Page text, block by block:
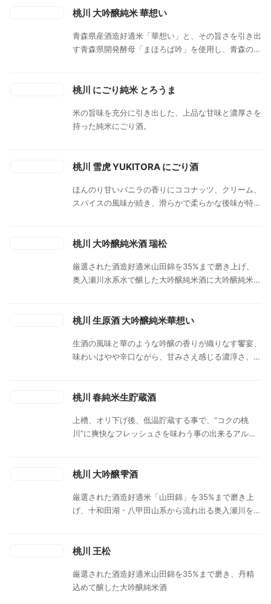
桃川 大吟醸純米 華想い
青森県産酒造好適米「華想い」と、その旨さを引き出
す青森県開発酵母「まほろば吟」を使用し、青森の厳
含むと、米の旨みが十分に引き出されたふくらみのあ
桃川 にごり純米 とろうま
米の旨味を充分に引き出した、上品な甘味と濃厚さを
持った純米にごり酒。
桃川 雪虎 YUKITORA にごり酒
ほんのり甘いバニラの香りにココナッツ、クリーム、
スパイスの風味が続き、滑らかで柔らかな後味が特徴
桃川 大吟醸純米酒 瑞松
厳選された酒造好適米山田錦を35%まで磨き上げ、
奥入瀬川水系水で醸した大吟醸純米酒に大吟醸純米古
桃川 生原酒 大吟醸純米華想い
生酒の風味と華のような吟醸の香りが織りなす饗宴、
味わいはやや辛口ながら、甘みさえ感じる濃淳さ、リ
桃川 春純米生貯蔵酒
上槽、オリ下げ後、低温貯蔵する事で、“コクの桃
川”に爽快なフレッシュさを味わう事の出来るアルコ
桃川 大吟醸雫酒
厳選された酒造好適米「山田錦」を35%まで磨き上
げ、十和田湖・八甲田山系から流れ出る奥入瀬川を源
桃川 王松
厳選された酒造好適米山田錦を35%まで磨き、丹精
込めて醸した大吟醸純米酒